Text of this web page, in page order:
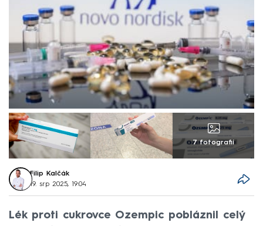
7 fotografií
Filip Kalčák
19. srp 2025, 19:04
Lék proti cukrovce Ozempic pobláznil celý